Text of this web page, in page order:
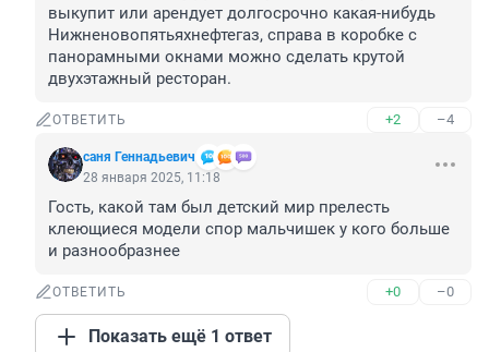
выкупит или арендует долгосрочно какая-нибудь
Нижненовопятьяхнефтегаз, справа в коробке с
панорамными окнами можно сделать крутой
двухэтажный ресторан.
ОТВЕТИТЬ +2 –4
саня Геннадьевич
28 января 2025, 11:18
Гость, какой там был детский мир прелесть
клеющиеся модели спор мальчишек у кого больше
и разнообразнее
ОТВЕТИТЬ +0 –0
Показать ещё 1 ответ